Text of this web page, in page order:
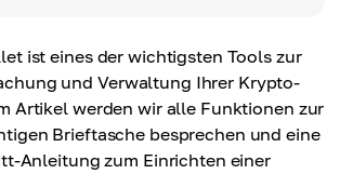
ist eines der wichtigsten Tools zur
und Verwaltung Ihrer Krypto-
Artikel werden wir alle Funktionen zur
Brieftasche besprechen und eine
Anleitung zum Einrichten einer